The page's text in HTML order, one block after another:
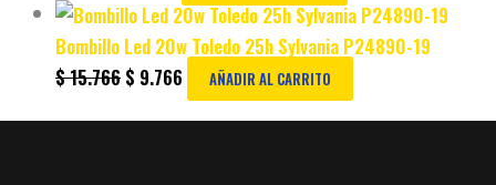
Bombillo Led 20w Toledo 25h Sylvania P24890-19
$15.766 $ 9.766 AÑADIR AL CARRITO